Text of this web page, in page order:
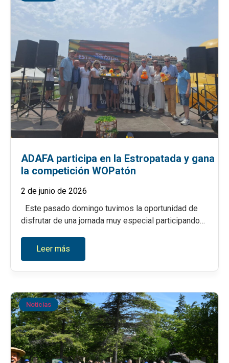
ADAFA participa en la Estropatada y gana
la competición WOPatón
2 de junio de 2026
Este pasado domingo tuvimos la oportunidad de
disfrutar de una jornada muy especial participando…
Leer más
Noticias